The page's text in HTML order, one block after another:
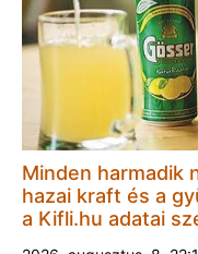
Minden harmadik
hazai kraft és a
a Kifli.hu adatai